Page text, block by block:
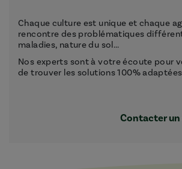
Chaque culture est unique et chaque
rencontre des problématiques
maladies, nature du sol...
Nos experts sont à votre écoute pour
de trouver les solutions 100%
Contacter